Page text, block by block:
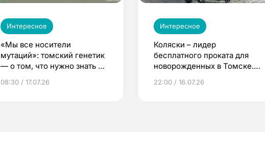
Интересное
«Мы все носители
мутаций»: томский генетик
— о том, что нужно знать до
08:30 / 17.07.26
Интересное
Коляски – лидер
бесплатного проката для
новорожденных в Томске.
22:00 / 16.07.26